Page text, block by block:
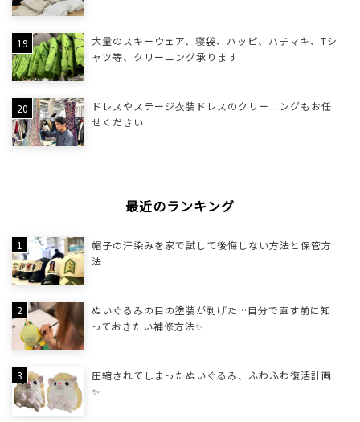
大量のスキーウェア、寝袋、ハッピ、ハチマキ、Tシ
ャツ等、クリーニング承ります
ドレスやステージ衣装ドレスのクリーニングもお任
せください
最近のランキング
帽子の汗染みを家で試して後悔しない方法と保管方
法
ぬいぐるみの目の塗装が剥げた…自分で直す前に知
っておきたい補修方法✨
圧縮されてしまったぬいぐるみ、ふわふわ復活計画
✨